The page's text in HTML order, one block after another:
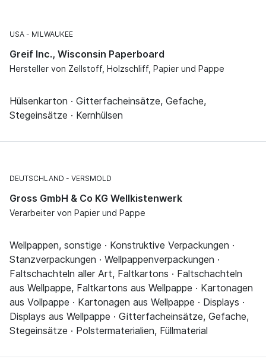
USA MILWAUKEE
Greif Inc., Wisconsin Paperboard
Hersteller von Zellstoff, Holzschliff, Papier und Pappe
Hülsenkarton · Gitterfacheinsätze, Gefache,
Stegeinsätze · Kernhülsen
DEUTSCHLAND VERSMOLD
Gross GmbH & Co KG Wellkistenwerk
Verarbeiter von Papier und Pappe
Wellpappen, sonstige · Konstruktive Verpackungen ·
Stanzverpackungen · Wellpappenverpackungen ·
Faltschachteln aller Art, Faltkartons · Faltschachteln
aus Wellpappe, Faltkartons aus Wellpappe · Kartonagen
aus Vollpappe · Kartonagen aus Wellpappe · Displays ·
Displays aus Wellpappe · Gitterfacheinsätze, Gefache,
Stegeinsätze · Polstermaterialien, Füllmaterial